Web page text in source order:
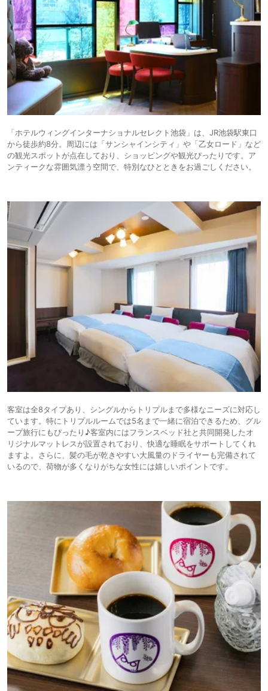
「ホテルウィングインターナショナルセレクト池袋」は、JR池袋駅東口
から徒歩約8分。周辺には「サンシャインシティ」や「乙女ロード」など
の観光スポットが点在しており、ショッピングや観光ぴったりです。ア
ンティークな雰囲気漂う空間で、特別なひとときをお過ごしください。
客室は全8タイプあり、シングルからトリプルまで多様なニーズに対応し
ています。特にトリプルルームでは5名まで一緒に宿泊できるため、グル
ープ旅行にもぴったり♪客室内にはフランスベッド社と共同開発したオ
リジナルマットレスが設置されており、快適な睡眠をサポートしてくれ
ますよ。さらに、髪の毛が乾きやすい大風量のドライヤーも完備されて
いるので、荷物が多くなりがちな女性には嬉しいポイントです。